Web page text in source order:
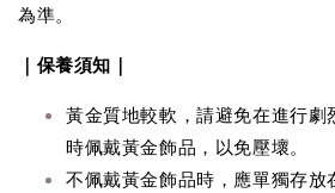
為準。
｜保養須知｜
黃金質地較軟，請避免在進行劇
時佩戴黃金飾品，以免壓壞。
不佩戴黃金飾品時，應單獨存